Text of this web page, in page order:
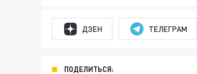
ДЗЕН ТЕЛЕГРАМ
ПОДЕЛИТЬСЯ: